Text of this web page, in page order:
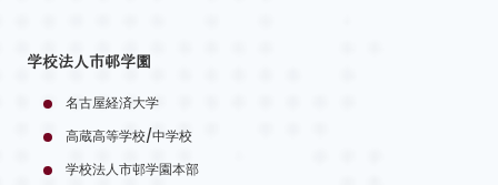
学校法人市邨学園
名古屋経済大学
高蔵高等学校/中学校
学校法人市邨学園本部